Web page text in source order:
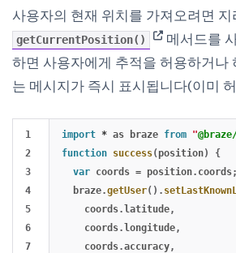
사용자의 현재 위치를 가져오려면 지
getCurrentPosition() (opens in
메서드를
하면 사용자에게 추적을 허용하거나
는 메시지가 즉시 표시됩니다(이미
1
2
3
4
5
6
7
import * as braze from "
function success(position)
{
var coords = position. coords;
braze.getUser().
coords.latitude,
coords.longitude,
coords.accuracy,